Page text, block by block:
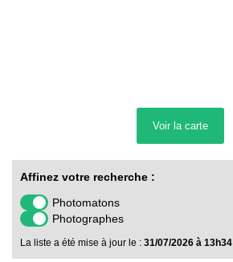
Voir la carte
Affinez votre recherche :
Photomatons
Photographes
La liste a été mise à jour le : 31/07/2026 à 13h34